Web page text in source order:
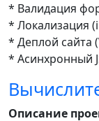
* Валидация
* Локализация
* Деплой сайта
* Асинхронный
Описание